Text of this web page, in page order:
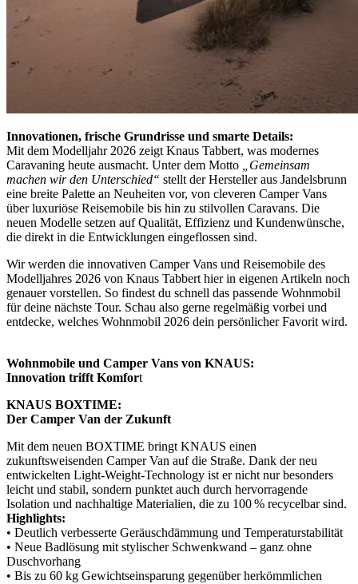
Innovationen, frische Grundrisse und smarte Details:
Mit dem Modelljahr 2026 zeigt Knaus Tabbert, was modernes
Caravaning heute ausmacht. Unter dem Motto
„Gemeinsam
machen wir den Unterschied“ stellt der Hersteller aus Jandelsbrunn
eine breite Palette an Neuheiten vor, von cleveren Camper Vans
über luxuriöse Reisemobile bis hin zu stilvollen Caravans. Die
neuen Modelle setzen auf Qualität, Effizienz und Kundenwünsche,
die direkt in die Entwicklungen eingeflossen sind.
Wir werden die innovativen Camper Vans und Reisemobile des
Modelljahres 2026 von Knaus Tabbert hier in eigenen Artikeln noch
genauer vorstellen. So findest du schnell das passende Wohnmobil
für deine nächste Tour. Schau also gerne regelmäßig vorbei und
entdecke, welches Wohnmobil 2026 dein persönlicher Favorit wird.
Wohnmobile und Camper Vans von KNAUS:
Innovation trifft Komfort
KNAUS BOXTIME:
Der Camper Van der Zukunft
Mit dem neuen BOXTIME bringt KNAUS einen
zukunftsweisenden Camper Van auf die Straße. Dank der neu
entwickelten Light-Weight-Technology ist er nicht nur besonders
leicht und stabil, sondern punktet auch durch hervorragende
Isolation und nachhaltige Materialien, die zu 100 % recycelbar sind.
Highlights:
• Deutlich verbesserte Geräuschdämmung und Temperaturstabilität
• Neue Badlösung mit stylischer Schwenkwand – ganz ohne
Duschvorhang
• Bis zu 60 kg Gewichtseinsparung gegenüber herkömmlichen